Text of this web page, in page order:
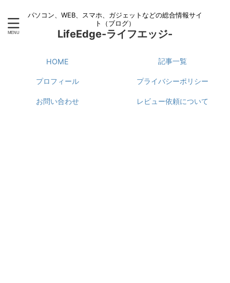
パソコン、WEB、スマホ、ガジェットなどの総合情報サイ
ト（ブログ）
LifeEdge-ライフエッジ-
HOME 記事一覧
プロフィール プライバシーポリシー
お問い合わせ レビュー依頼について